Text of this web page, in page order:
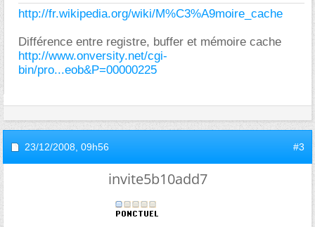
http://fr.wikipedia.org/wiki/M%C3%A9moire_cache
Différence entre registre, buffer et mémoire cache
http://www.onversity.net/cgi-
bin/pro...eob&P=00000225
23/12/2008, 09h56 #3
invite5b10add7